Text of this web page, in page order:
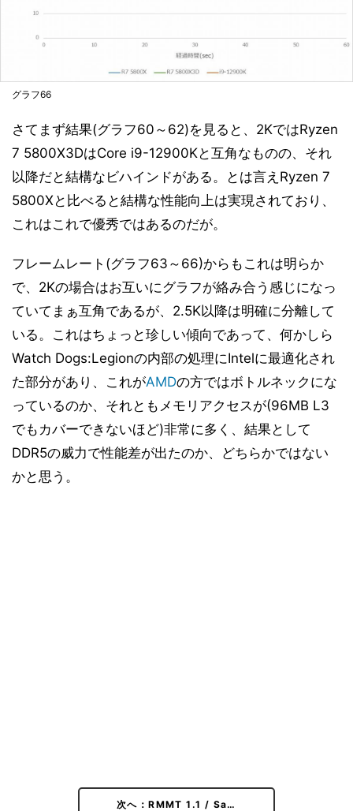
グラフ66
さてまず結果(グラフ60～62)を見ると、2KではRyzen
7 5800X3DはCore i9-12900Kと互角なものの、それ
以降だと結構なビハインドがある。とは言えRyzen 7
5800Xと比べると結構な性能向上は実現されており、
これはこれで優秀ではあるのだが。
フレームレート(グラフ63～66)からもこれは明らか
で、2Kの場合はお互いにグラフが絡み合う感じになっ
ていてまぁ互角であるが、2.5K以降は明確に分離して
いる。これはちょっと珍しい傾向であって、何かしら
Watch Dogs:Legionの内部の処理にIntelに最適化され
た部分があり、これがAMDの方ではボトルネックにな
っているのか、それともメモリアクセスが(96MB L3
でもカバーできないほど)非常に多く、結果として
DDR5の威力で性能差が出たのか、どちらかではない
かと思う。
次へ：RMMT 1.1 / Sa…